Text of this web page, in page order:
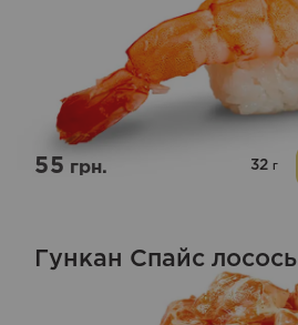
Оцінено
з 5
55грн. 32 г
Гункан Спайс лосось